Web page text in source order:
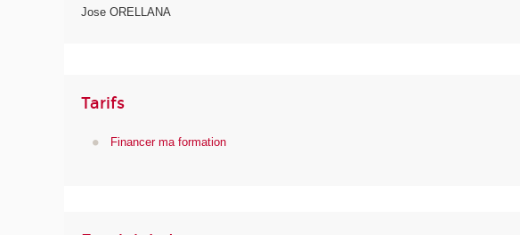
Jose ORELLANA
Tarifs
Financer ma formation